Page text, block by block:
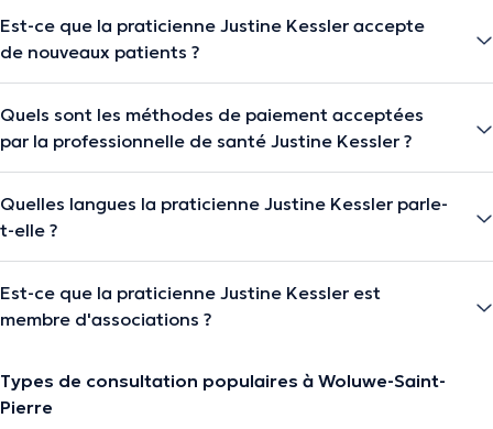
Est-ce que la praticienne Justine Kessler accepte
de nouveaux patients ?
Quels sont les méthodes de paiement acceptées
par la professionnelle de santé Justine Kessler ?
Quelles langues la praticienne Justine Kessler parle-
t-elle ?
Est-ce que la praticienne Justine Kessler est
membre d'associations ?
Types de consultation populaires à Woluwe-Saint-
Pierre